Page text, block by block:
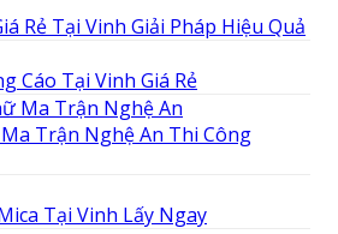
Rẻ Tại Vinh Giải Pháp Hiệu Quả
Cáo Tại Vinh Giá Rẻ
Trận Nghệ An Thi Công
Tại Vinh Lấy Ngay